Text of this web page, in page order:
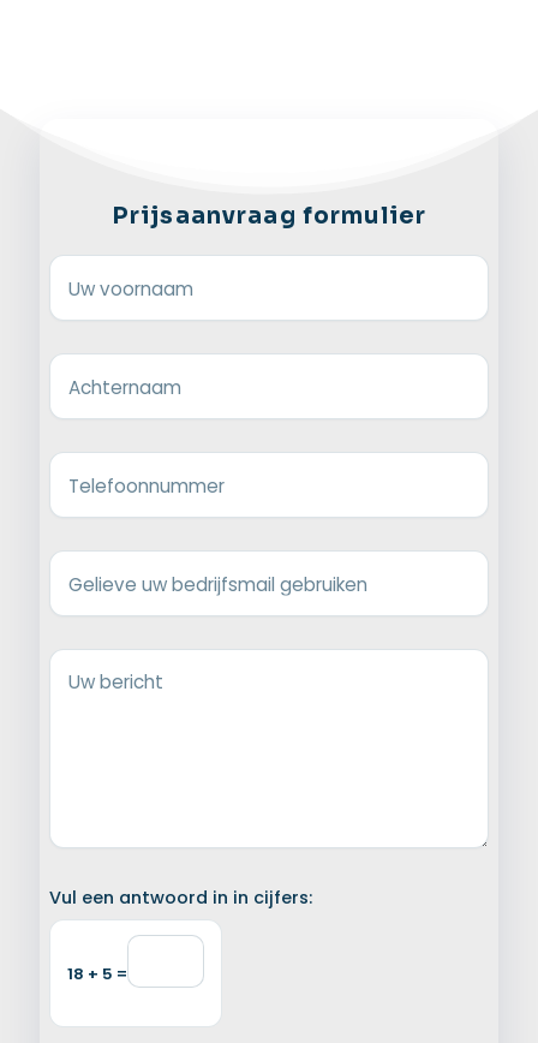
Prijsaanvraag formulier
Uw voornaam
Achternaam
Telefoonnummer
Gelieve uw bedrijfsmail gebruiken
Uw bericht
Vul een antwoord in in cijfers:
18 + 5 =